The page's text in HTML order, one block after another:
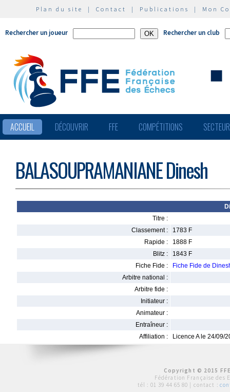
Plan du site | Contact | Publications | Mon
Rechercher un joueur Rechercher un club
ACCUEIL DÉCOUVRIR FFE COMPÉTITIONS
BALASOUPRAMANIANE Dinesh
Titre :
Classement :
1783 F
Rapide :
1888 F
Blitz :
1843 F
Fiche Fide :
Fiche Fide de
Arbitre national :
Arbitre fide :
Initiateur :
Animateur :
Entraîneur :
Affiliation :
Licence A le 24/09/
Copyright © 2015
Fédération Française des
tél : 01 39 44 65 80 | contact :